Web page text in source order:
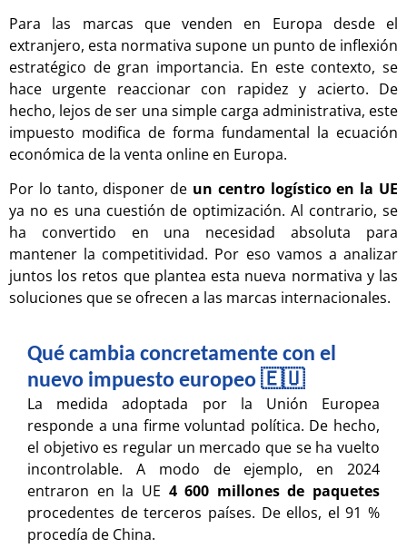
Para las marcas que venden en Europa desde el
extranjero, esta normativa supone un punto de inflexión
estratégico de gran importancia. En este contexto, se
hace urgente reaccionar con rapidez y acierto. De
hecho, lejos de ser una simple carga administrativa, este
impuesto modifica de forma fundamental la ecuación
económica de la venta online en Europa.
Por lo tanto, disponer de un centro logístico en la UE
ya no es una cuestión de optimización. Al contrario, se
ha convertido en una necesidad absoluta para
mantener la competitividad. Por eso vamos a analizar
juntos los retos que plantea esta nueva normativa y las
soluciones que se ofrecen a las marcas internacionales.
Qué cambia concretamente con el
nuevo impuesto europeo 🇪🇺​
La medida adoptada por la Unión Europea
responde a una firme voluntad política. De hecho,
el objetivo es regular un mercado que se ha vuelto
incontrolable. A modo de ejemplo, en 2024
entraron en la UE 4 600 millones de paquetes
procedentes de terceros países. De ellos, el 91 %
procedía de China.